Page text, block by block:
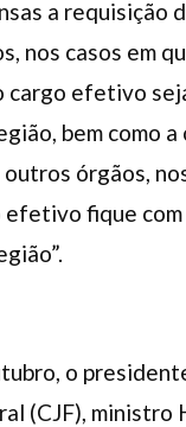
a requisição
nos casos em
cargo efetivo
bem como a
órgãos,
efetivo fique com
o
(CJF), ministro